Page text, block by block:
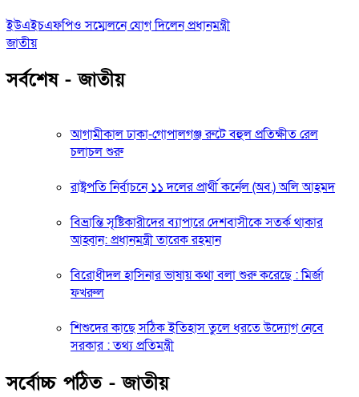
ইউএইচএফপিও সম্মেলনে যোগ দিলেন প্রধানমন্ত্রী
জাতীয়
সর্বশেষ - জাতীয়
আগামীকাল ঢাকা-গোপালগঞ্জ রুটে বহুল প্রতিক্ষীত রেল
চলাচল শুরু
রাষ্ট্রপতি নির্বাচনে ১১ দলের প্রার্থী কর্নেল (অব.) অলি আহমদ
বিভ্রান্তি সৃষ্টিকারীদের ব্যাপারে দেশবাসীকে সতর্ক থাকার
আহ্বান: প্রধানমন্ত্রী তারেক রহমান
বিরোধীদল হাসিনার ভাষায় কথা বলা শুরু করেছে : মির্জা
ফখরুল
শিশুদের কাছে সঠিক ইতিহাস তুলে ধরতে উদ্যোগ নেবে
সরকার : তথ্য প্রতিমন্ত্রী
সর্বোচ্চ পঠিত - জাতীয়